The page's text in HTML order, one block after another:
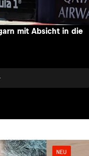
mit Absicht in die
NEU